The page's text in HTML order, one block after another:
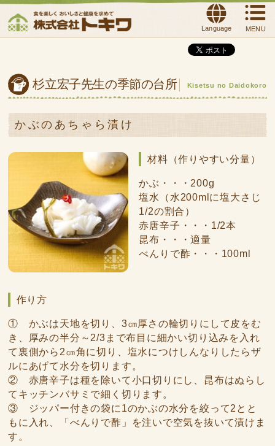
Language MENU
杉立宏子先生の季節の台所 Kisetsu no Daidokoro
かぶのあちゃら漬け
材料（作りやすい分量）
かぶ・・・200g
塩水（水200mlに塩大さじ
1/2の割合）
赤唐辛子・・・1/2本
昆布・・・適量
べんりで酢・・・100ml
作り方
① かぶは天地を切り、3㎝厚さの輪切りにして皮をむ
き、厚みの半分～2/3まで布目に細かい切り込みを入れ
て裏側から2㎝角に切り、塩水につけしんなりしたらザ
ルにあげて水分を切ります。
② 赤唐辛子は種を除いて小口切りにし、昆布はぬらし
てキッチンバサミで細く切ります。
③ ジッパー付きの袋に1のかぶの水分を絞って2とと
もに入れ、「べんりで酢」を注いで空気を抜いて漬けま
す。